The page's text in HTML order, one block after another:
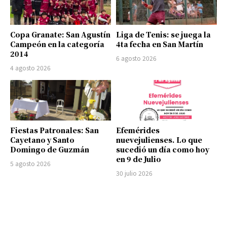
Copa Granate: San Agustín
Campeón en la categoría
2014
4 agosto 2026
Liga de Tenis: se juega la
4ta fecha en San Martín
6 agosto 2026
Fiestas Patronales: San
Cayetano y Santo
Domingo de Guzmán
5 agosto 2026
Efemérides
nuevejulienses. Lo que
sucedió un día como hoy
en 9 de Julio
30 julio 2026